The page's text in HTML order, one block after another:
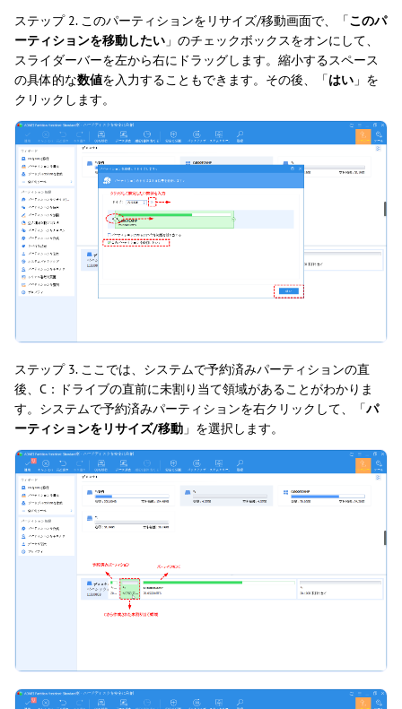
ステップ 2. このパーティションをリサイズ/移動画面で、「このパ
ーティションを移動したい 」のチェックボックスをオンにして、
スライダーバーを左から右にドラッグします。縮小するスペース
の具体的な数値を入力することもできます。その後、「はい 」を
クリックします。
ステップ 3. ここでは、システムで予約済みパーティションの直
後、C：ドライブの直前に未割り当て領域があることがわかりま
す。システムで予約済みパーティションを右クリックして、「パ
ーティションをリサイズ/移動 」を選択します。